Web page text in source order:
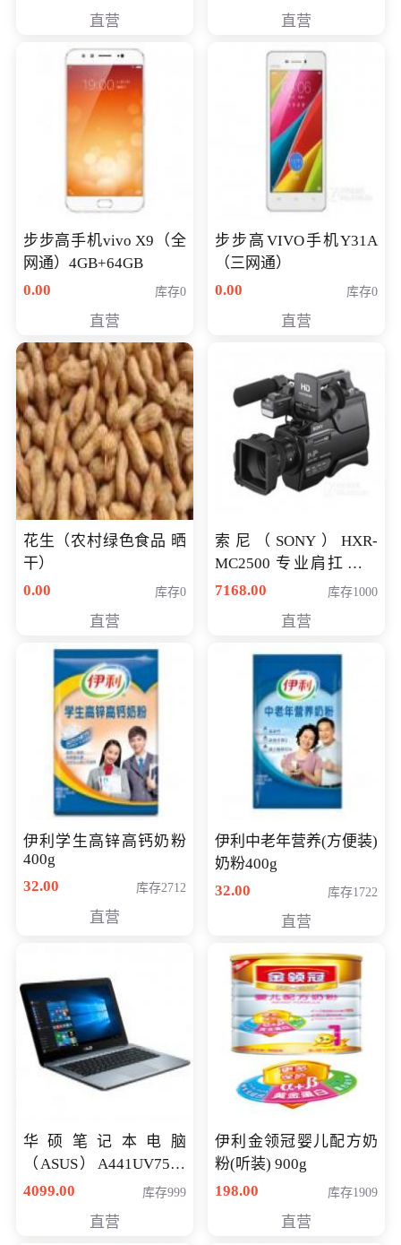
NV930-2G独
直营 直营
步步高手机vivo X9（全
网通）4GB+64GB
0.00
库存0
直营
步步高VIVO手机Y31A
（三网通）
0.00
库存0
直营
花生（农村绿色食品 晒
干）
0.00
库存0
直营
索尼（SONY）HXR-
MC2500 专业肩扛式存
储卡全高清摄录一体机
清入门级摄像机
7168.00 库存1000
直营
伊利学生高锌高钙奶粉
400g
32.00
库存2712
直营
伊利中老年营养(方便装)
奶粉400g
32.00
库存1722
直营
华硕笔记本电脑
（ASUS）A441UV7500
顽石（7代i7-7500U 4G
4099.00 库存999
直营
伊利金领冠婴儿配方奶
粉(听装) 900g
198.00
库存1909
直营